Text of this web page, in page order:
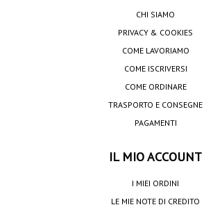
CHI SIAMO
PRIVACY & COOKIES
COME LAVORIAMO
COME ISCRIVERSI
COME ORDINARE
TRASPORTO E CONSEGNE
PAGAMENTI
IL MIO ACCOUNT
I MIEI ORDINI
LE MIE NOTE DI CREDITO